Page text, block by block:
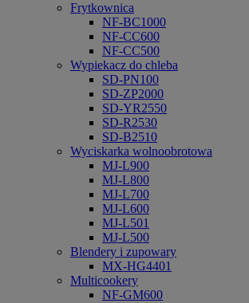
Frytkownica
NF-BC1000
NF-CC600
NF-CC500
Wypiekacz do chleba
SD-PN100
SD-ZP2000
SD-YR2550
SD-R2530
SD-B2510
Wyciskarka wolnoobrotowa
MJ-L900
MJ-L800
MJ-L700
MJ-L600
MJ-L501
MJ-L500
Blendery i zupowary
MX-HG4401
Multicookery
NF-GM600